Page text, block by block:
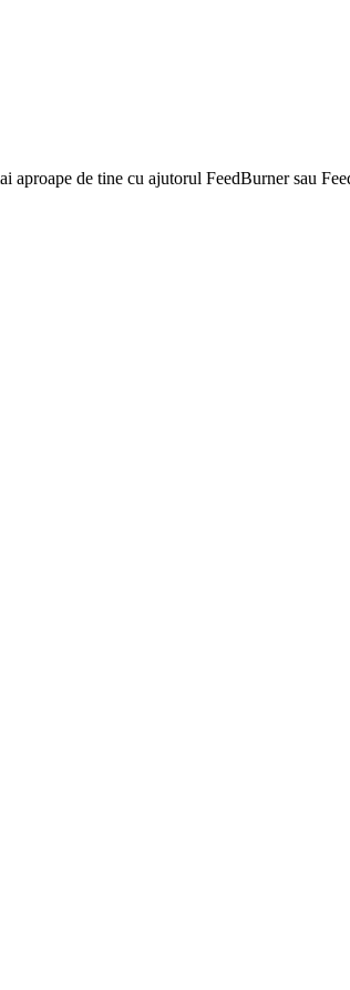
de tine cu ajutorul FeedBurner sau